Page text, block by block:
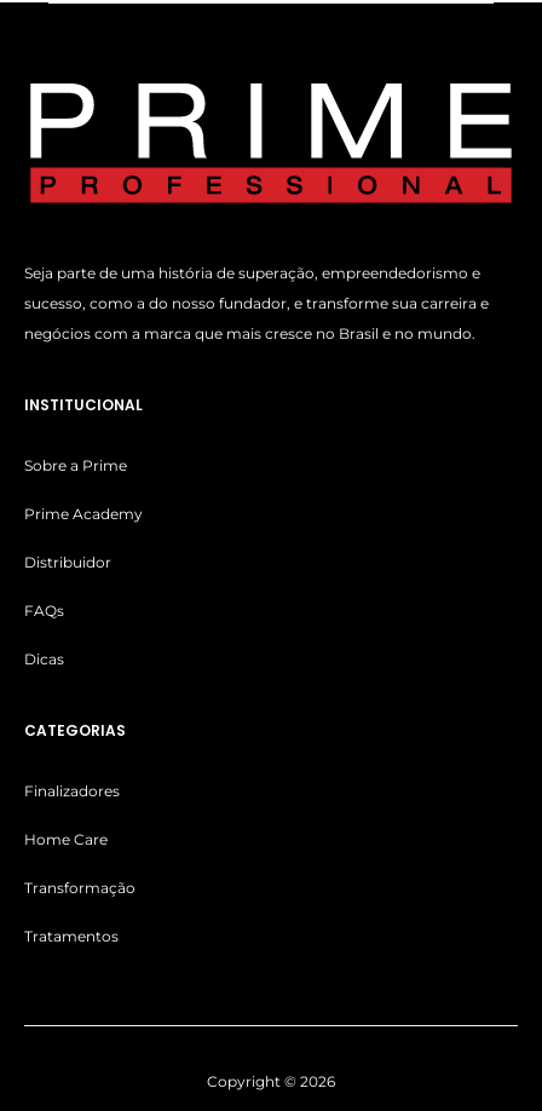
Seja parte de uma história de superação, empreendedorismo e
sucesso, como a do nosso fundador, e transforme sua carreira e
negócios com a marca que mais cresce no Brasil e no mundo.
INSTITUCIONAL
Sobre a Prime
Prime Academy
Distribuidor
FAQs
Dicas
CATEGORIAS
Finalizadores
Home Care
Transformação
Tratamentos
Copyright © 2026